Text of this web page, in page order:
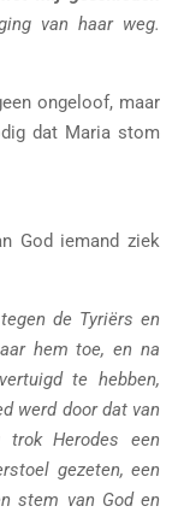
van haar weg.
ongeloof, maar
dat Maria stom
God iemand ziek
de Tyriërs en
hem toe, en na
te hebben,
werd door dat van
Herodes een
gezeten, een
stem van God en